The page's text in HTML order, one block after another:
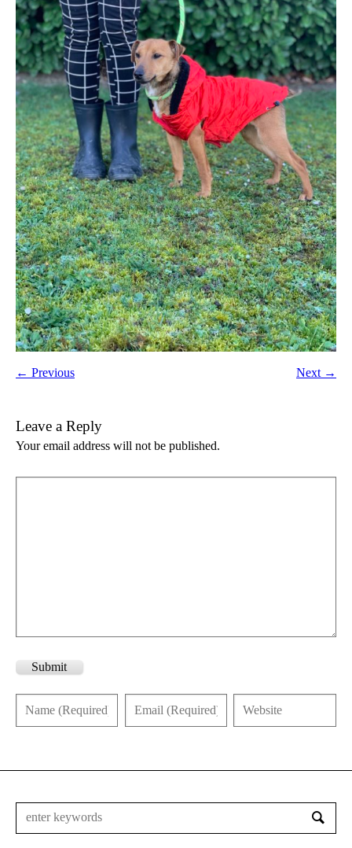
← Previous Next →
Leave a Reply
Your email address will not be published.
Submit